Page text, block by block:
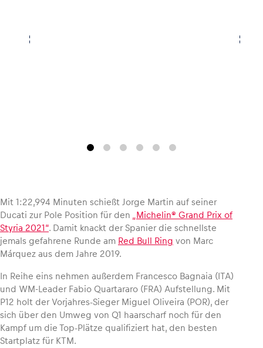
Glossar
Alle anzeigen
Mit 1:22,994 Minuten schießt Jorge Martin auf seiner
Ducati zur Pole Position für den
„Michelin® Grand Prix of
Styria 2021“. Damit knackt der Spanier die schnellste
jemals gefahrene Runde am Red Bull Ring von Marc
Márquez aus dem Jahre 2019.
In Reihe eins nehmen außerdem Francesco Bagnaia (ITA)
und WM-Leader Fabio Quartararo (FRA) Aufstellung. Mit
P12 holt der Vorjahres-Sieger Miguel Oliveira (POR), der
sich über den Umweg von Q1 haarscharf noch für den
Kampf um die Top-Plätze qualifiziert hat, den besten
Startplatz für KTM.